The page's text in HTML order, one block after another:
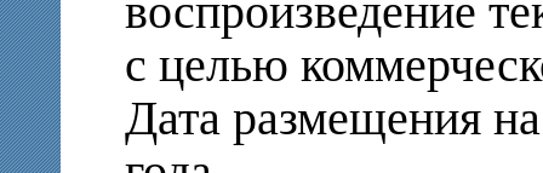
воспроизведение
с целью
Дата размещения